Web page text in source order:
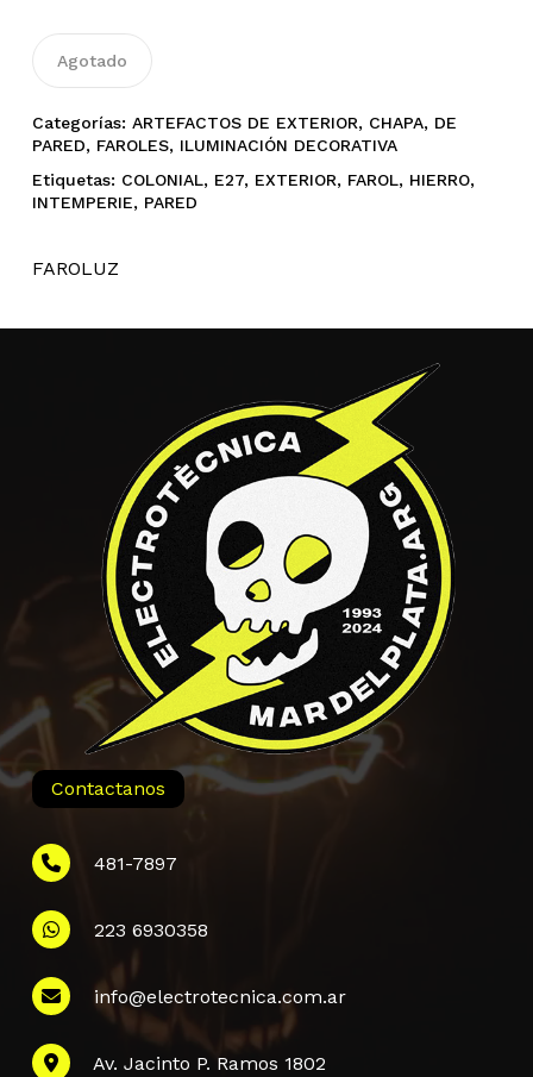
No hay productos en el
Go To Shop
Agotado
Categorías: ARTEFACTOS DE EXTERIOR, CHAPA, DE
PARED, FAROLES, ILUMINACIÓN DECORATIVA
Etiquetas: COLONIAL, E27, EXTERIOR, FAROL, HIERRO,
INTEMPERIE, PARED
FAROLUZ
Contactanos
481-7897
223 6930358
info@electrotecnica.com.ar
Av. Jacinto P. Ramos 1802
Información
QUIENES SOMOS